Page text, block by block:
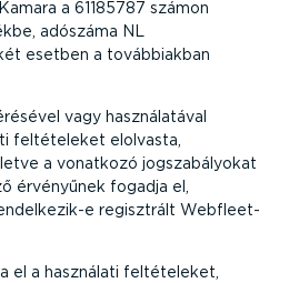
a 61185787 számon
adószáma NL
esetben a továb­bi­akban
vagy haszná­la­tával
felté­te­leket elolvasta,
a vonatkozó jogsza­bá­lyokat
érvényűnek fogadja el,
e regisztrált Webfleet-
el a használati felté­te­leket,